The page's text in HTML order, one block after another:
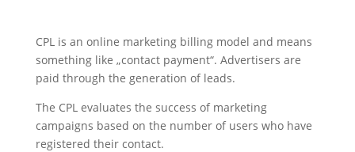
CPL is an online marketing billing model and means
something like „contact payment“. Advertisers are
paid through the generation of leads.
The CPL evaluates the success of marketing
campaigns based on the number of users who have
registered their contact.